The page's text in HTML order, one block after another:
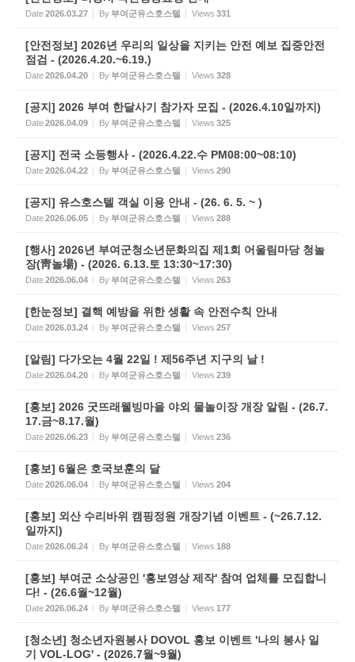
Date2026.03.27 By 부여군유스호스텔 Views 331
[안전정보] 2026년 우리의 일상을 지키는 안전 예보 집중안전
점검 - (2026.4.20.~6.19.)
Date2026.04.20 By 부여군유스호스텔 Views 328
[공지] 2026 부여 한달사기 참가자 모집 - (2026.4.10일까지)
Date2026.04.09 By 부여군유스호스텔 Views 325
[공지] 전국 소등행사 - (2026.4.22.수 PM08:00~08:10)
Date2026.04.22 By 부여군유스호스텔 Views 290
[공지] 유스호스텔 객실 이용 안내 - (26. 6. 5. ~ )
Date2026.06.05 By 부여군유스호스텔 Views 288
[행사] 2026년 부여군청소년문화의집 제1회 어울림마당 청놀
장(靑놀場) - (2026. 6.13.토 13:30~17:30)
Date2026.06.04 By 부여군유스호스텔 Views 263
[한눈정보] 결핵 예방을 위한 생활 속 안전수칙 안내
Date2026.03.24 By 부여군유스호스텔 Views 257
[알림] 다가오는 4월 22일 ! 제56주년 지구의 날 !
Date2026.04.20 By 부여군유스호스텔 Views 239
[홍보] 2026 굿뜨래웰빙마을 야외 물놀이장 개장 알림 - (26.7.
17.금~8.17.월)
Date2026.06.23 By 부여군유스호스텔 Views 236
[홍보] 6월은 호국보훈의 달
Date2026.06.04 By 부여군유스호스텔 Views 204
[홍보] 외산 수리바위 캠핑정원 개장기념 이벤트 - (~26.7.12.
일까지)
Date2026.06.24 By 부여군유스호스텔 Views 188
[홍보] 부여군 소상공인 '홍보영상 제작' 참여 업체를 모집합니
다! - (26.6월~12월)
Date2026.06.24 By 부여군유스호스텔 Views 177
[청소년] 청소년자원봉사 DOVOL 홍보 이벤트 '나의 봉사 일
기 VOL-LOG' - (2026.7월~9월)